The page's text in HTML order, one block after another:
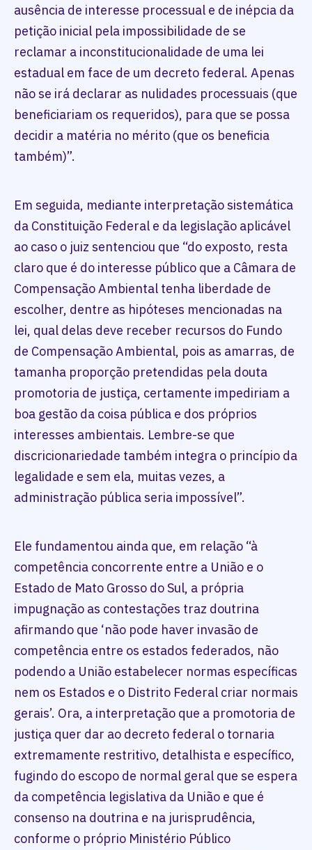
ausência de interesse processual e de inépcia da
petição inicial pela impossibilidade de se
reclamar a inconstitucionalidade de uma lei
estadual em face de um decreto federal. Apenas
não se irá declarar as nulidades processuais (que
beneficiariam os requeridos), para que se possa
decidir a matéria no mérito (que os beneficia
também)”.
Em seguida, mediante interpretação sistemática
da Constituição Federal e da legislação aplicável
ao caso o juiz sentenciou que “do exposto, resta
claro que é do interesse público que a Câmara de
Compensação Ambiental tenha liberdade de
escolher, dentre as hipóteses mencionadas na
lei, qual delas deve receber recursos do Fundo
de Compensação Ambiental, pois as amarras, de
tamanha proporção pretendidas pela douta
promotoria de justiça, certamente impediriam a
boa gestão da coisa pública e dos próprios
interesses ambientais. Lembre-se que
discricionariedade também integra o princípio da
legalidade e sem ela, muitas vezes, a
administração pública seria impossível”.
Ele fundamentou ainda que, em relação “à
competência concorrente entre a União e o
Estado de Mato Grosso do Sul, a própria
impugnação as contestações traz doutrina
afirmando que ‘não pode haver invasão de
competência entre os estados federados, não
podendo a União estabelecer normas específicas
nem os Estados e o Distrito Federal criar normais
gerais’. Ora, a interpretação que a promotoria de
justiça quer dar ao decreto federal o tornaria
extremamente restritivo, detalhista e específico,
fugindo do escopo de normal geral que se espera
da competência legislativa da União e que é
consenso na doutrina e na jurisprudência,
conforme o próprio Ministério Público